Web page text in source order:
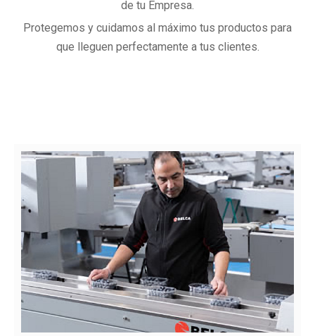
de tu Empresa.
Protegemos y cuidamos al máximo tus productos para
que lleguen perfectamente a tus clientes.